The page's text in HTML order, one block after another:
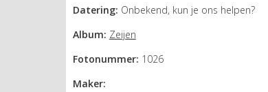
Datering: Onbekend, kun je ons helpen?
Album: Zeijen
Fotonummer: 1026
Maker: